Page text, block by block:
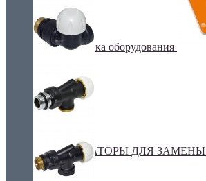
Покраска оборудования
РАДИАТОРЫ ДЛЯ ЗАМЕНЫ